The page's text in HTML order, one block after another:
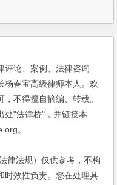
评论、案例、法律咨询
杨春宝高级律师本人。欢
不得擅自摘编、转载。
处"法律桥"，并链接本
。
法规）仅供参考，不构
时效性负责。您在处理具